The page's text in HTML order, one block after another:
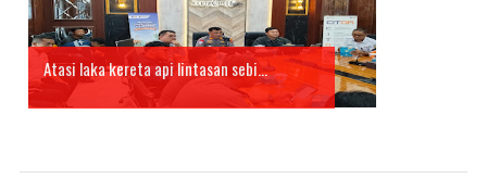
Atasi laka kereta api lintasan sebi...